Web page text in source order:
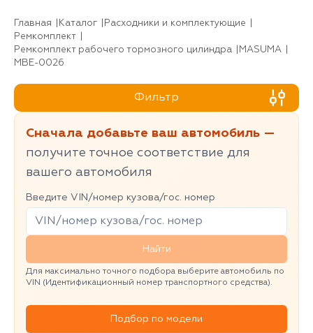
Главная Каталог
Расходники и комплектующие
Ремкомплект
Ремкомплект рабочего тормозного цилиндра
MASUMA
MBE-0026
Фильтр
Сначала добавьте ваш автомобиль —
получите точное соответствие для
вашего автомобиля
Введите VIN/номер кузова/гос. номер
Найти
Для максимально точного подбора выберите автомобиль по
VIN (Идентификационный номер транспортного средства).
Подбор по модели